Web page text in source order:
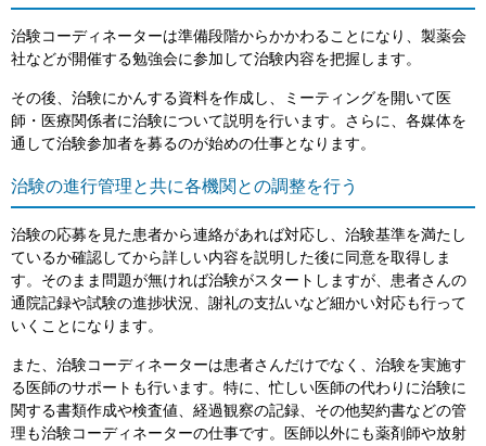
治験コーディネーターは準備段階からかかわることになり、製薬会
社などが開催する勉強会に参加して治験内容を把握します。
その後、治験にかんする資料を作成し、ミーティングを開いて医
師・医療関係者に治験について説明を行います。さらに、各媒体を
通して治験参加者を募るのが始めの仕事となります。
治験の進行管理と共に各機関との調整を行う
治験の応募を見た患者から連絡があれば対応し、治験基準を満たし
ているか確認してから詳しい内容を説明した後に同意を取得しま
す。そのまま問題が無ければ治験がスタートしますが、患者さんの
通院記録や試験の進捗状況、謝礼の支払いなど細かい対応も行って
いくことになります。
また、治験コーディネーターは患者さんだけでなく、治験を実施す
る医師のサポートも行います。特に、忙しい医師の代わりに治験に
関する書類作成や検査値、経過観察の記録、その他契約書などの管
理も治験コーディネーターの仕事です。医師以外にも薬剤師や放射